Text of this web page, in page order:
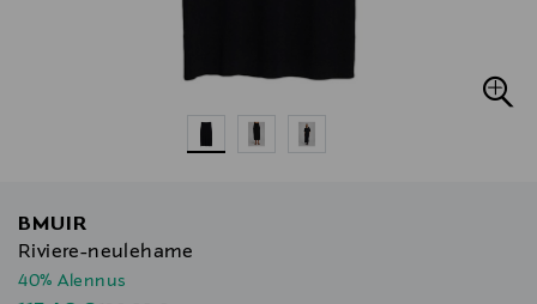
BMUIR
Riviere-neulehame
40% Alennus